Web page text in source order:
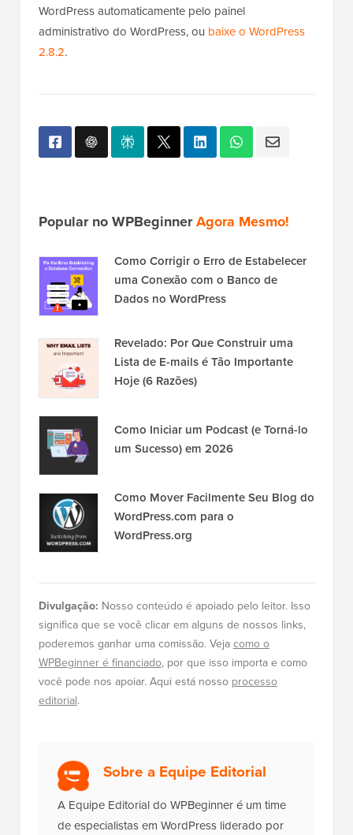
WordPress automaticamente pelo painel
administrativo do WordPress, ou baixe o WordPress
2.8.2.
Popular no WPBeginnerAgora Mesmo!
Como Corrigir o Erro de Estabelecer
uma Conexão com o Banco de
Dados no WordPress
Revelado: Por Que Construir uma
Lista de E-mails é Tão Importante
Hoje (6 Razões)
Como Iniciar um Podcast (e Torná-lo
um Sucesso) em 2026
Como Mover Facilmente Seu Blog do
WordPress.com para o
WordPress.org
Divulgação: Nosso conteúdo é apoiado pelo leitor. Isso
significa que se você clicar em alguns de nossos links,
poderemos ganhar uma comissão. Veja como o
WPBeginner é financiado, por que isso importa e como
você pode nos apoiar. Aqui está nosso processo
editorial.
Sobre a Equipe Editorial
A Equipe Editorial do WPBeginner é um time
de especialistas em WordPress liderado por